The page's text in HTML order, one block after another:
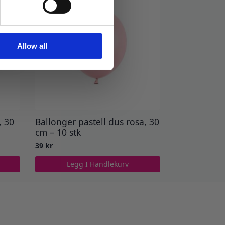
Allow all
30
Ballonger pastell dus rosa, 30
cm – 10 stk
39 kr
Legg I Handlekurv